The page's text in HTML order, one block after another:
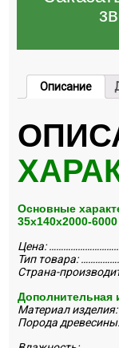
Описание
Основные
35х140х2000-6000
Цена:
Тип товара:
Страна-
Дополнительная
Материал
Порода